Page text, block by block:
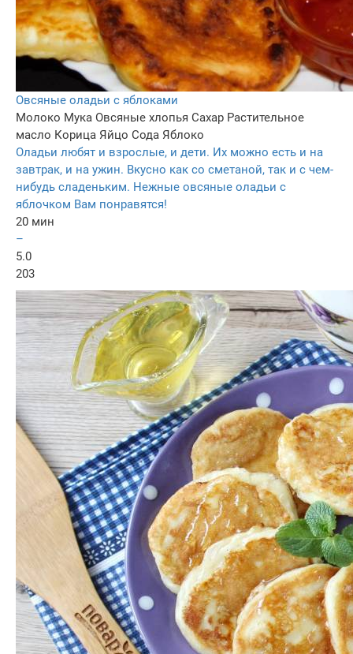
Овсяные оладьи с яблоками
Молоко Мука Овсяные хлопья Сахар Растительное
масло Корица Яйцо Сода Яблоко
Оладьи любят и взрослые, и дети. Их можно есть и на
завтрак, и на ужин. Вкусно как со сметаной, так и с чем-
нибудь сладеньким. Нежные овсяные оладьи с
яблочком Вам понравятся!
20 мин
–
5.0
203